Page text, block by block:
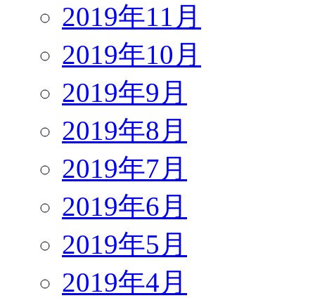
2019年11月
2019年10月
2019年9月
2019年8月
2019年7月
2019年6月
2019年5月
2019年4月